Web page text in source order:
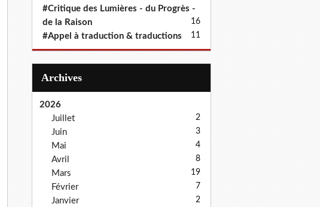
#Critique des Lumières - du Progrès -
de la Raison
16
#Appel à traduction & traductions 11
Archives
2026
Juillet
2
Juin 3
Mai 4
Avril 8
Mars 19
Février 7
Janvier 2